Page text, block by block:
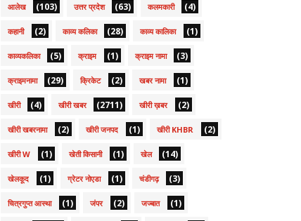
आलेख (103) उत्तर प्रदेश (63) कलमकारी (4)
कहानी (2) काव्य कलिका (28) काव्य कालिका (1)
काव्यकलिका (5) क्राइम (1) क्राइम नामा (3)
क्राइमनामा (29) क्रिकेट (2) खबर नामा (1)
खीरी (4) खीरी खबर (2711) खीरी ख़बर (2)
खीरी खबरनामा (2) खीरी जनपद (1) खीरी KHBR (2)
खीरी W (1) खेती किसानी (1) खेल (14)
खेलकूद (1) ग्रेटर नोएडा (1) चंडीगढ़ (3)
चित्रगुप्त आस्था (1) जंपर (2) जज्बात (1)